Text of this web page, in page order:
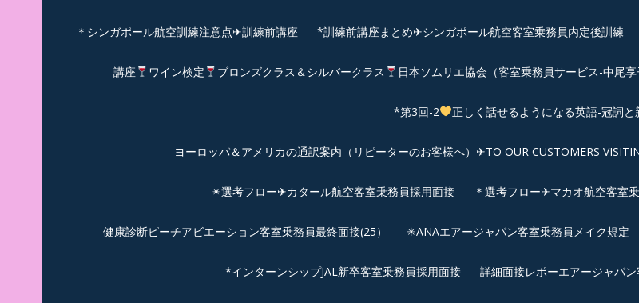
＊シンガポール航空訓練注意点✈訓練前講座 *訓練前講座まとめ✈シンガポール航空客室乗務員内定後訓練
講座 ワイン検定 ブロンズクラス＆シルバークラス 日本ソムリエ協会（客室乗務員サービス-中尾
*第3回-2 正しく話せるようになる英語-冠詞と
ヨーロッパ＆アメリカの通訳案内（リピーターのお客様へ）✈TO OUR CUSTOMERS
✴︎選考フロー✈カタール航空客室乗務員採用面接 ＊選考フロー✈マカオ航空客室
健康診断ピーチアビエーション客室乗務員最終面接(25） ✳︎ANAエアージャパン客室乗務員メイク規定
*インターンシップJAL新卒客室乗務員採用面接 詳細面接レポーエアージャパ